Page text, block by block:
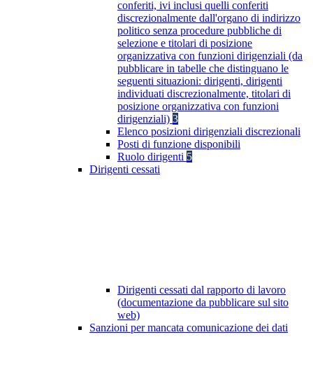
conferiti, ivi inclusi quelli conferiti
discrezionalmente dall'organo di indirizzo
politico senza procedure pubbliche di
selezione e titolari di posizione
organizzativa con funzioni dirigenziali (da
pubblicare in tabelle che distinguano le
seguenti situazioni: dirigenti, dirigenti
individuati discrezionalmente, titolari di
posizione organizzativa con funzioni
dirigenziali) 3
Elenco posizioni dirigenziali discrezionali
Posti di funzione disponibili
Ruolo dirigenti 5
Dirigenti cessati
Dirigenti cessati dal rapporto di lavoro
(documentazione da pubblicare sul sito
web)
Sanzioni per mancata comunicazione dei dati